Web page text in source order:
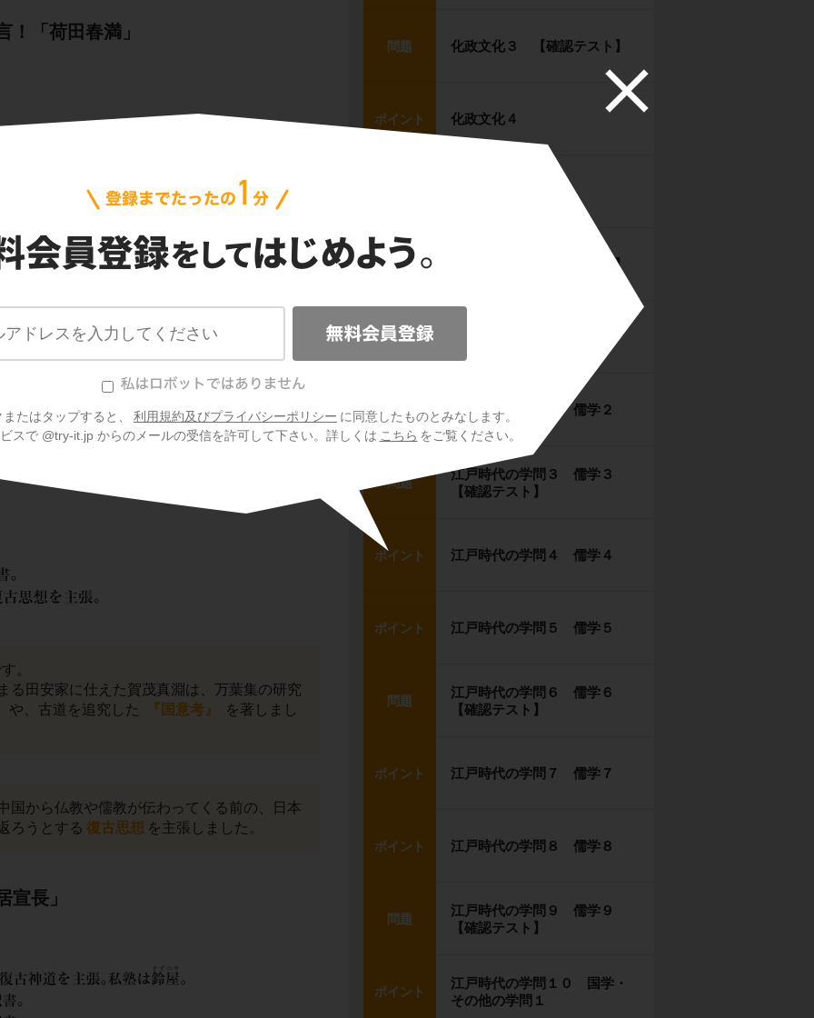
たはタップすると、 利用規約及びプライバシーポリシー に同意したものとみなします。
スで @try-it.jp からのメールの受信を許可して下さい。詳しくは こちら をご覧ください。
！「荷田春満」
で、『創学校啓』 を著して国学の学校創設
したが、これは実現しませんでした。
、江戸時代の中頃の将軍ですね。
の前半に儒学が発展したのに対し、国学の研
降に進んでいく というイメージを持っておく
。
る田安家に仕えた賀茂真淵は、万葉集の研究
や、古道を追究した 『国意考』 を著しまし
国から仏教や儒教が伝わってくる前の、日本
ろうとする 復古思想 を主張しました。
宣長」
問題 化政文化３ 【確認テスト】
ポイント 化政文化４
問題 化政文化６ 【確認テスト】
ポイント
ポイント 江戸時代の学問２ 儒学２
問題
江戸時代の学問３ 儒学３
【確認テスト】
ポイント 江戸時代の学問４ 儒学４
ポイント 江戸時代の学問５ 儒学５
問題
江戸時代の学問６ 儒学６
【確認テスト】
ポイント 江戸時代の学問７ 儒学７
ポイント 江戸時代の学問８ 儒学８
問題
江戸時代の学問９ 儒学９
【確認テスト】
ポイント
江戸時代の学問１０ 国学・
その他の学問１